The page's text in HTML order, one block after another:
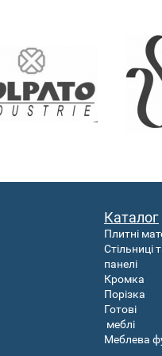
Каталог
Плитні
Стільниці
панелі
Кромка
Порізка
Готові
меблі
Меблева